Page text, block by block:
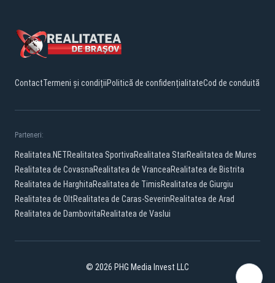
ContactTermeni și condițiiPolitică de confidențialitateCod de conduită
Parteneri:
Realitatea.NETRealitatea SportivaRealitatea StarRealitatea de Mures
Realitatea de CovasnaRealitatea de VranceaRealitatea de Bistrita
Realitatea de HarghitaRealitatea de TimisRealitatea de Giurgiu
Realitatea de OltRealitatea de Caras-SeverinRealitatea de Arad
Realitatea de DambovitaRealitatea de Vaslui
© 2026 PHG Media Invest LLC